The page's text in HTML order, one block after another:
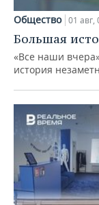
Общество 01 авг,
Большая
«Все наши
история